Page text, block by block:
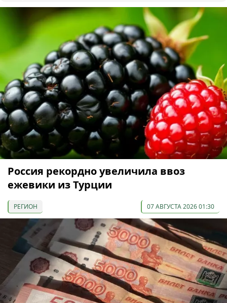
Россия рекордно увеличила ввоз
ежевики из Турции
РЕГИОН 07 АВГУСТА 2026 01:30